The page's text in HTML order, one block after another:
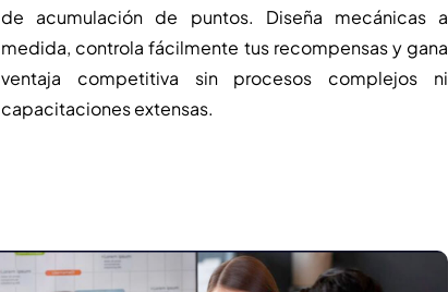
de acumulación de puntos. Diseña mecánicas a
medida, controla fácilmente tus recompensas y gana
ventaja competitiva sin procesos complejos ni
capacitaciones extensas.